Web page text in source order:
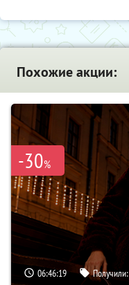
Похожие акции:
-30%
06:46:18 Получили: